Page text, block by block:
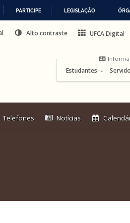
PARTICIPE LEGISLAÇÃO
Alto contraste UFCA Digital
Estudantes
Link
Telefones Notícias